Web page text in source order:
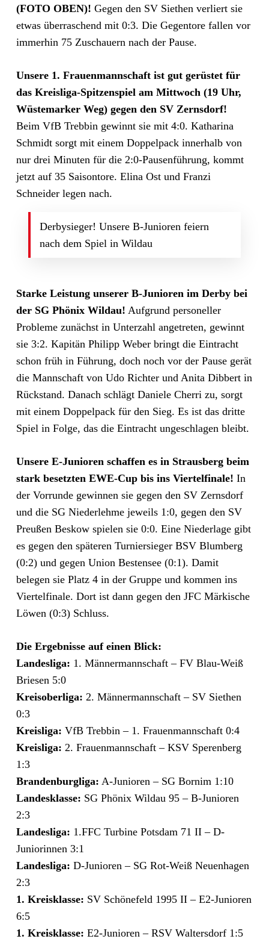
(FOTO OBEN)! Gegen den SV Siethen verliert sie
etwas überraschend mit 0:3. Die Gegentore fallen vor
immerhin 75 Zuschauern nach der Pause.
Unsere 1. Frauenmannschaft ist gut gerüstet für
das Kreisliga-Spitzenspiel am Mittwoch (19 Uhr,
Wüstemarker Weg) gegen den SV Zernsdorf!
Beim VfB Trebbin gewinnt sie mit 4:0. Katharina
Schmidt sorgt mit einem Doppelpack innerhalb von
nur drei Minuten für die 2:0-Pausenführung, kommt
jetzt auf 35 Saisontore. Elina Ost und Franzi
Schneider legen nach.
Derbysieger! Unsere B-Junioren feiern
nach dem Spiel in Wildau
Starke Leistung unserer B-Junioren im Derby bei
der SG Phönix Wildau! Aufgrund personeller
Probleme zunächst in Unterzahl angetreten, gewinnt
sie 3:2. Kapitän Philipp Weber bringt die Eintracht
schon früh in Führung, doch noch vor der Pause gerät
die Mannschaft von Udo Richter und Anita Dibbert in
Rückstand. Danach schlägt Daniele Cherri zu, sorgt
mit einem Doppelpack für den Sieg. Es ist das dritte
Spiel in Folge, das die Eintracht ungeschlagen bleibt.
Unsere E-Junioren schaffen es in Strausberg beim
stark besetzten EWE-Cup bis ins Viertelfinale! In
der Vorrunde gewinnen sie gegen den SV Zernsdorf
und die SG Niederlehme jeweils 1:0, gegen den SV
Preußen Beskow spielen sie 0:0. Eine Niederlage gibt
es gegen den späteren Turniersieger BSV Blumberg
(0:2) und gegen Union Bestensee (0:1). Damit
belegen sie Platz 4 in der Gruppe und kommen ins
Viertelfinale. Dort ist dann gegen den JFC Märkische
Löwen (0:3) Schluss.
Die Ergebnisse auf einen Blick:
Landesliga: 1. Männermannschaft – FV Blau-Weiß
Briesen 5:0
Kreisoberliga: 2. Männermannschaft – SV Siethen
0:3
Kreisliga: VfB Trebbin – 1. Frauenmannschaft 0:4
Kreisliga: 2. Frauenmannschaft – KSV Sperenberg
1:3
Brandenburgliga: A-Junioren – SG Bornim 1:10
Landesklasse: SG Phönix Wildau 95 – B-Junioren
2:3
Landesliga: 1.FFC Turbine Potsdam 71 II – D-
Juniorinnen 3:1
Landesliga: D-Junioren – SG Rot-Weiß Neuenhagen
2:3
1. Kreisklasse: SV Schönefeld 1995 II – E2-Junioren
6:5
1. Kreisklasse: E2-Junioren – RSV Waltersdorf 1:5